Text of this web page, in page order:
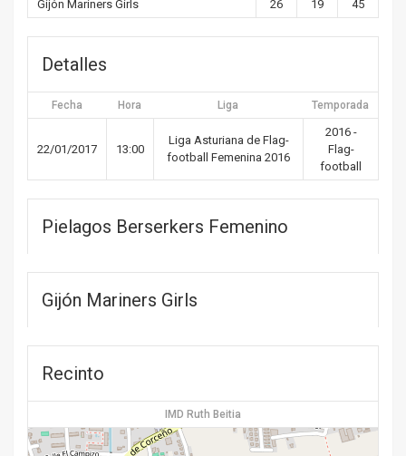
Gijón Mariners Girls
26 19 45
Detalles
Fecha Hora Liga Temporada
22/01/2017 13:00
Liga Asturiana de Flag-
football Femenina 2016
2016 -
Flag-
football
Pielagos Berserkers Femenino
Gijón Mariners Girls
Recinto
IMD Ruth Beitia